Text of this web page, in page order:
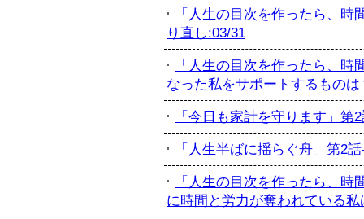
「人生の目次を作ったら、
り直し:03/31
「人生の目次を作ったら、
なった私をサポートするものは
「今日も家計を守ります」第
「人生半ばに揺らぐ舟」第2
「人生の目次を作ったら、
に時間と労力が奪われている私